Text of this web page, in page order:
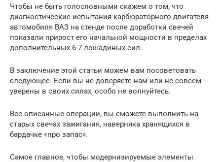
Чтобы не быть голословными скажем о том, что
диагностические испытания карбюраторного двигателя
автомобиля ВАЗ на стенде после доработки свечей
показали прирост его начальной мощности в пределах
дополнительных 6-7 лошадиных сил.
В заключение этой статьи можем вам посоветовать
следующее. Если вы не доверяете нам или не совсем
уверены в своих силах, особо не волнуйтесь.
Все описанные операции, вы сможете выполнить на
старых свечах зажигания, наверняка хранящихся в
бардачке «про запас».
Самое главное, чтобы модернизируемые элементы